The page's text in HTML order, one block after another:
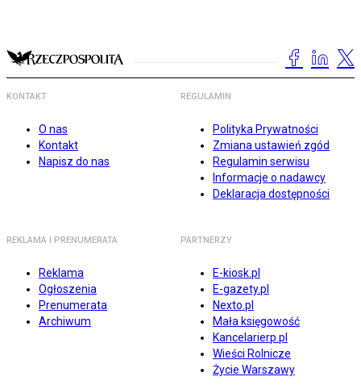
KONTAKT
O nas
Kontakt
Napisz do nas
REGULAMIN
Polityka Prywatności
Zmiana ustawień zgód
Regulamin serwisu
Informacje o nadawcy
Deklaracja dostępności
REKLAMA I PRENUMERATA
Reklama
Ogłoszenia
Prenumerata
Archiwum
PARTNERZY
E-kiosk.pl
E-gazety.pl
Nexto.pl
Mała księgowość
Kancelarierp.pl
Wieści Rolnicze
Życie Warszawy